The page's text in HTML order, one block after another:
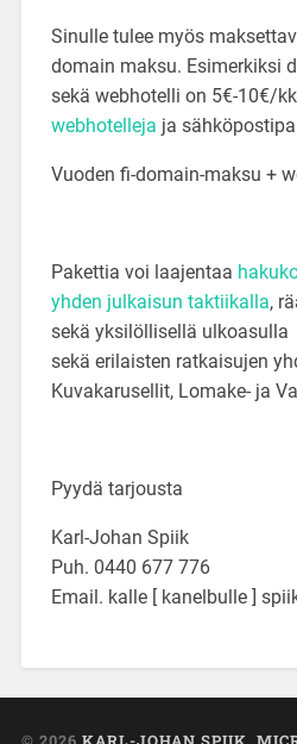
Sinulle tulee myös
domain maksu. Esimerkiksi
sekä webhotelli on 5€-10€/
webhotelleja ja
Vuoden fi-domain-maksu +
Pakettia voi laajentaa
yhden julkaisun taktiikalla,
sekä yksilöllisellä ulkoasulla
sekä erilaisten ratkaisujen
Kuvakarusellit, Lomake- ja
Pyydä tarjousta
Karl-Johan Spiik
Puh. 0440 677 776
Email. kalle [ kanelbulle ]
© 2026 KARL-JOHAN SPIIK,